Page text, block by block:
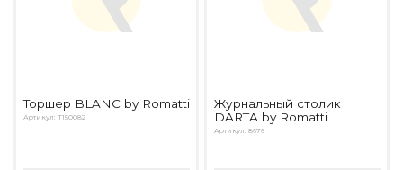
Торшер BLANC by Romatti
Артикул: T150082
Журнальный столик
DARTA by Romatti
Артикул: 8676